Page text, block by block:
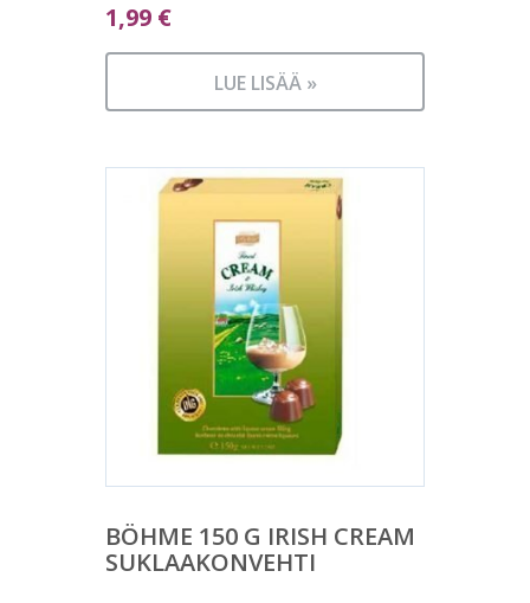
1,99 €
LUE LISÄÄ »
BÖHME 150 G IRISH CREAM
SUKLAAKONVEHTI